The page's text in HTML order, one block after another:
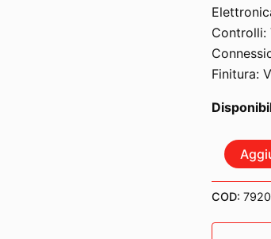
Controlli:
Finitura:
YAMAHA
A1M
II
VINTAGE
quantità
COD: 7920